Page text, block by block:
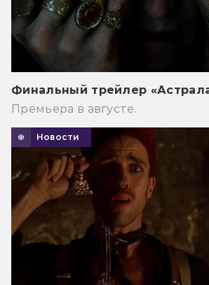
Финальный трейлер
Премьера в августе.
Новости